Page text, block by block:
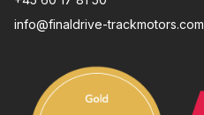
info@finaldrive-trackmotors.com